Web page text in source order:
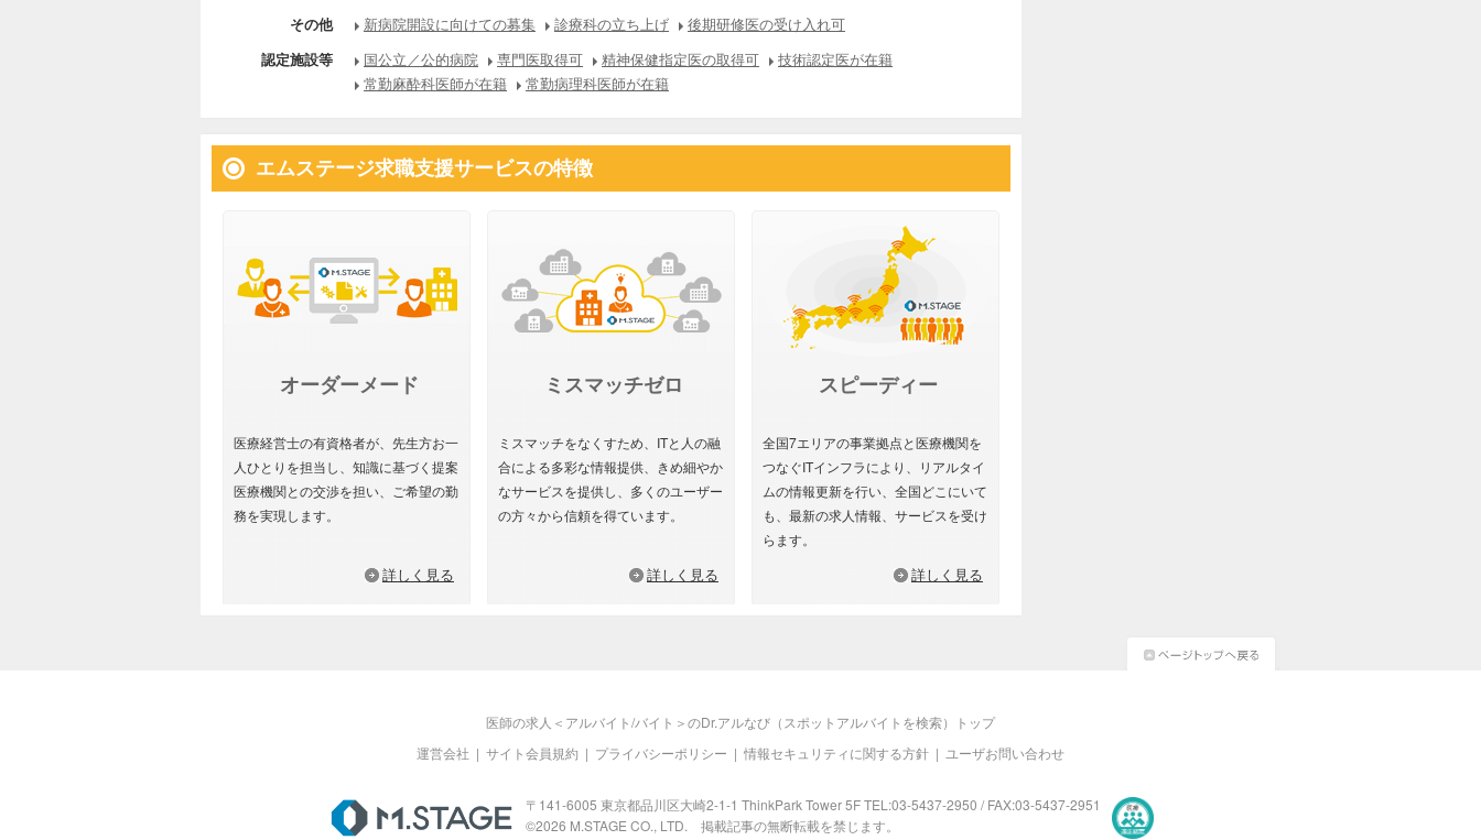
その他
新病院開設に向けての募集 診療科の立ち上げ
後期研修医の受け入れ可
認定施設等
国公立／公的病院 専門医取得可 精神保健指定医の取得可
技術認定医が在籍
常勤麻酔科医師が在籍
常勤病理科医師が在籍
エムステージ求職支援サービスの特徴
オーダーメード
医療経営士の有資格者が、先生方お一
人ひとりを担当し、知識に基づく提案
医療機関との交渉を担い、ご希望の勤
務を実現します。
詳しく見る
ミスマッチゼロ
ミスマッチをなくすため、ITと人の融
合による多彩な情報提供、きめ細やか
なサービスを提供し、多くのユーザー
の方々から信頼を得ています。
詳しく見る
スピーディー
全国7エリアの事業拠点と医療機関を
つなぐITインフラにより、リアルタイ
ムの情報更新を行い、全国どこにいて
も、最新の求人情報、サービスを受け
らます。
詳しく見る
医師の求人＜アルバイト/バイト＞のDr.アルなび（スポットアルバイトを検索）トップ
運営会社 | サイト会員規約 | プライバシーポリシー | 情報セキュリティに関する方針 | ユーザお問い合わせ
M.STAGE
〒141-6005 東京都品川区大崎2-1-1 ThinkPark Tower 5F TEL:03-5437-2950 / FAX:03-5437-2951
©2026 M.STAGE CO., LTD. 掲載記事の無断転載を禁じます。